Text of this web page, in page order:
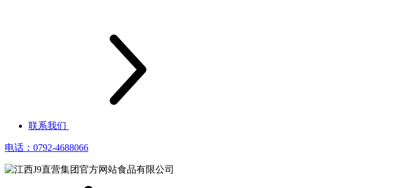
联系我们
电话：0792-4688066